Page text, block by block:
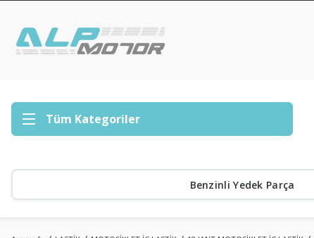
Tüm Kategoriler
Benzinli Yedek Parça